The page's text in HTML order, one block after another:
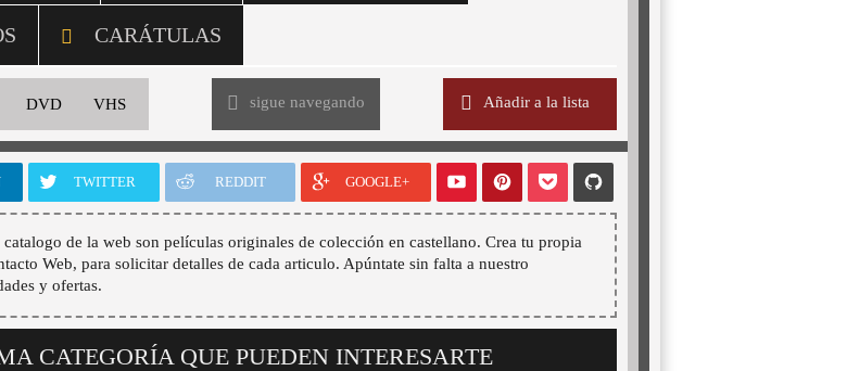
CARÁTULAS
DVD VHS sigue navegando Añadir a la lista
TWITTER REDDIT GOOGLE+
de la web son películas originales de colección en castellano. Crea tu propia
Web, para solicitar detalles de cada articulo. Apúntate sin falta a nuestro
y ofertas.
CATEGORÍA QUE PUEDEN INTERESARTE